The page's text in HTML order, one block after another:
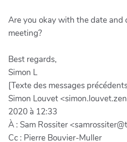
Are you okay with the date and
meeting?
Best regards,
Simon L
[Texte des messages
Simon Louvet
2020 à 12:33
À : Sam Rossiter
Cc : Pierre Bouvier-Muller